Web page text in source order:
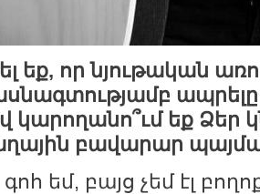
եք, որ նյութական
եք Ձեր
բավարար
գոհ եմ, բայց չեմ էլ